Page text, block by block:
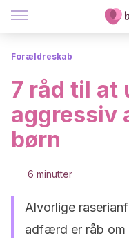
Forældreskab
7 råd til at
aggressiv
børn
6 minutter
Alvorlige
adfærd er råb